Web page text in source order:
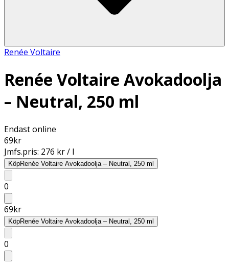
Renée Voltaire
Renée Voltaire Avokadoolja
– Neutral, 250 ml
Endast online
69kr
Jmfs.pris: 276 kr / l
KöpRenée Voltaire Avokadoolja – Neutral, 250 ml
0
69kr
KöpRenée Voltaire Avokadoolja – Neutral, 250 ml
0